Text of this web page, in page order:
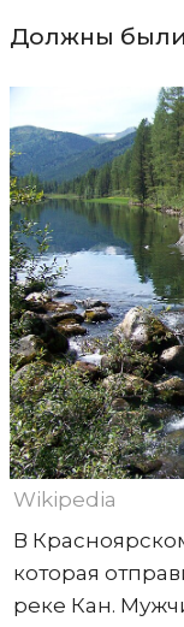
Должны были
Wikipedia
В
которая
реке Кан.